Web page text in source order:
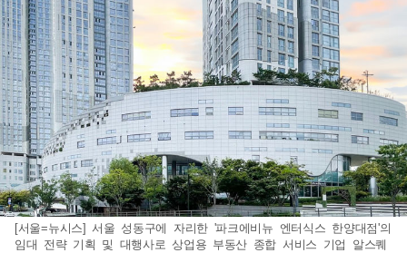
[서울=뉴시스] 서울 성동구에 자리한 '파크에비뉴 엔터식스 한양대점'의
임대 전략 기획 및 대행사로 상업용 부동산 종합 서비스 기업 알스퀘